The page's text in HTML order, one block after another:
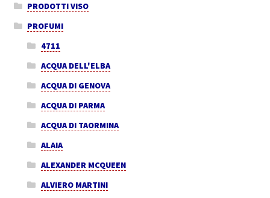
PRODOTTI VISO
PROFUMI
4711
ACQUA DELL'ELBA
ACQUA DI GENOVA
ACQUA DI PARMA
ACQUA DI TAORMINA
ALAIA
ALEXANDER MCQUEEN
ALVIERO MARTINI